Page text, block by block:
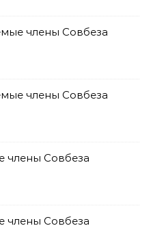
члены Совбеза
члены Совбеза
члены Совбеза
члены Совбеза